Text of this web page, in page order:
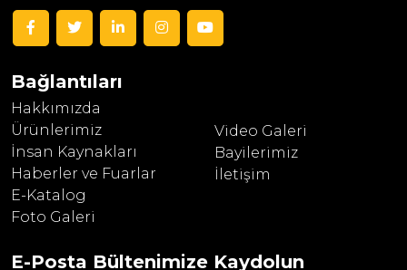
Bağlantıları
Hakkımızda
Ürünlerimiz
İnsan Kaynakları
Haberler ve Fuarlar
E-Katalog
Foto Galeri
Video Galeri
Bayilerimiz
İletişim
E-Posta Bültenimize Kaydolun